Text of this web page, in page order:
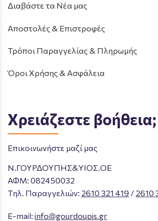
Διαβάστε τα Νέα μας
Αποστολές & Επιστροφές
Τρόποι Παραγγελίας & Πληρωμής
Όροι Χρήσης & Ασφάλεια
Χρειάζεστε βοήθεια;
Επικοινωνήστε μαζί μας
Ν.ΓΟΥΡΔΟΥΠΗΣ&ΥΙΟΣ.ΟΕ
ΑΦΜ: 082450032
Tηλ. Παραγγελιών: 2610 321 419 / 2610
E-mail: info@gourdoupis.gr